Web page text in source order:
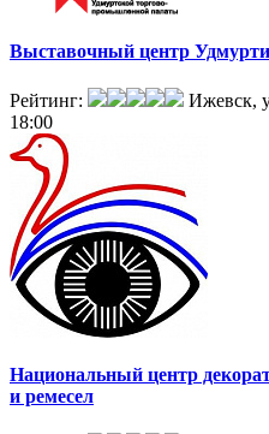
Выставочный центр
Рейтинг: Ижевск,
18:00
Национальный центр
и ремесел